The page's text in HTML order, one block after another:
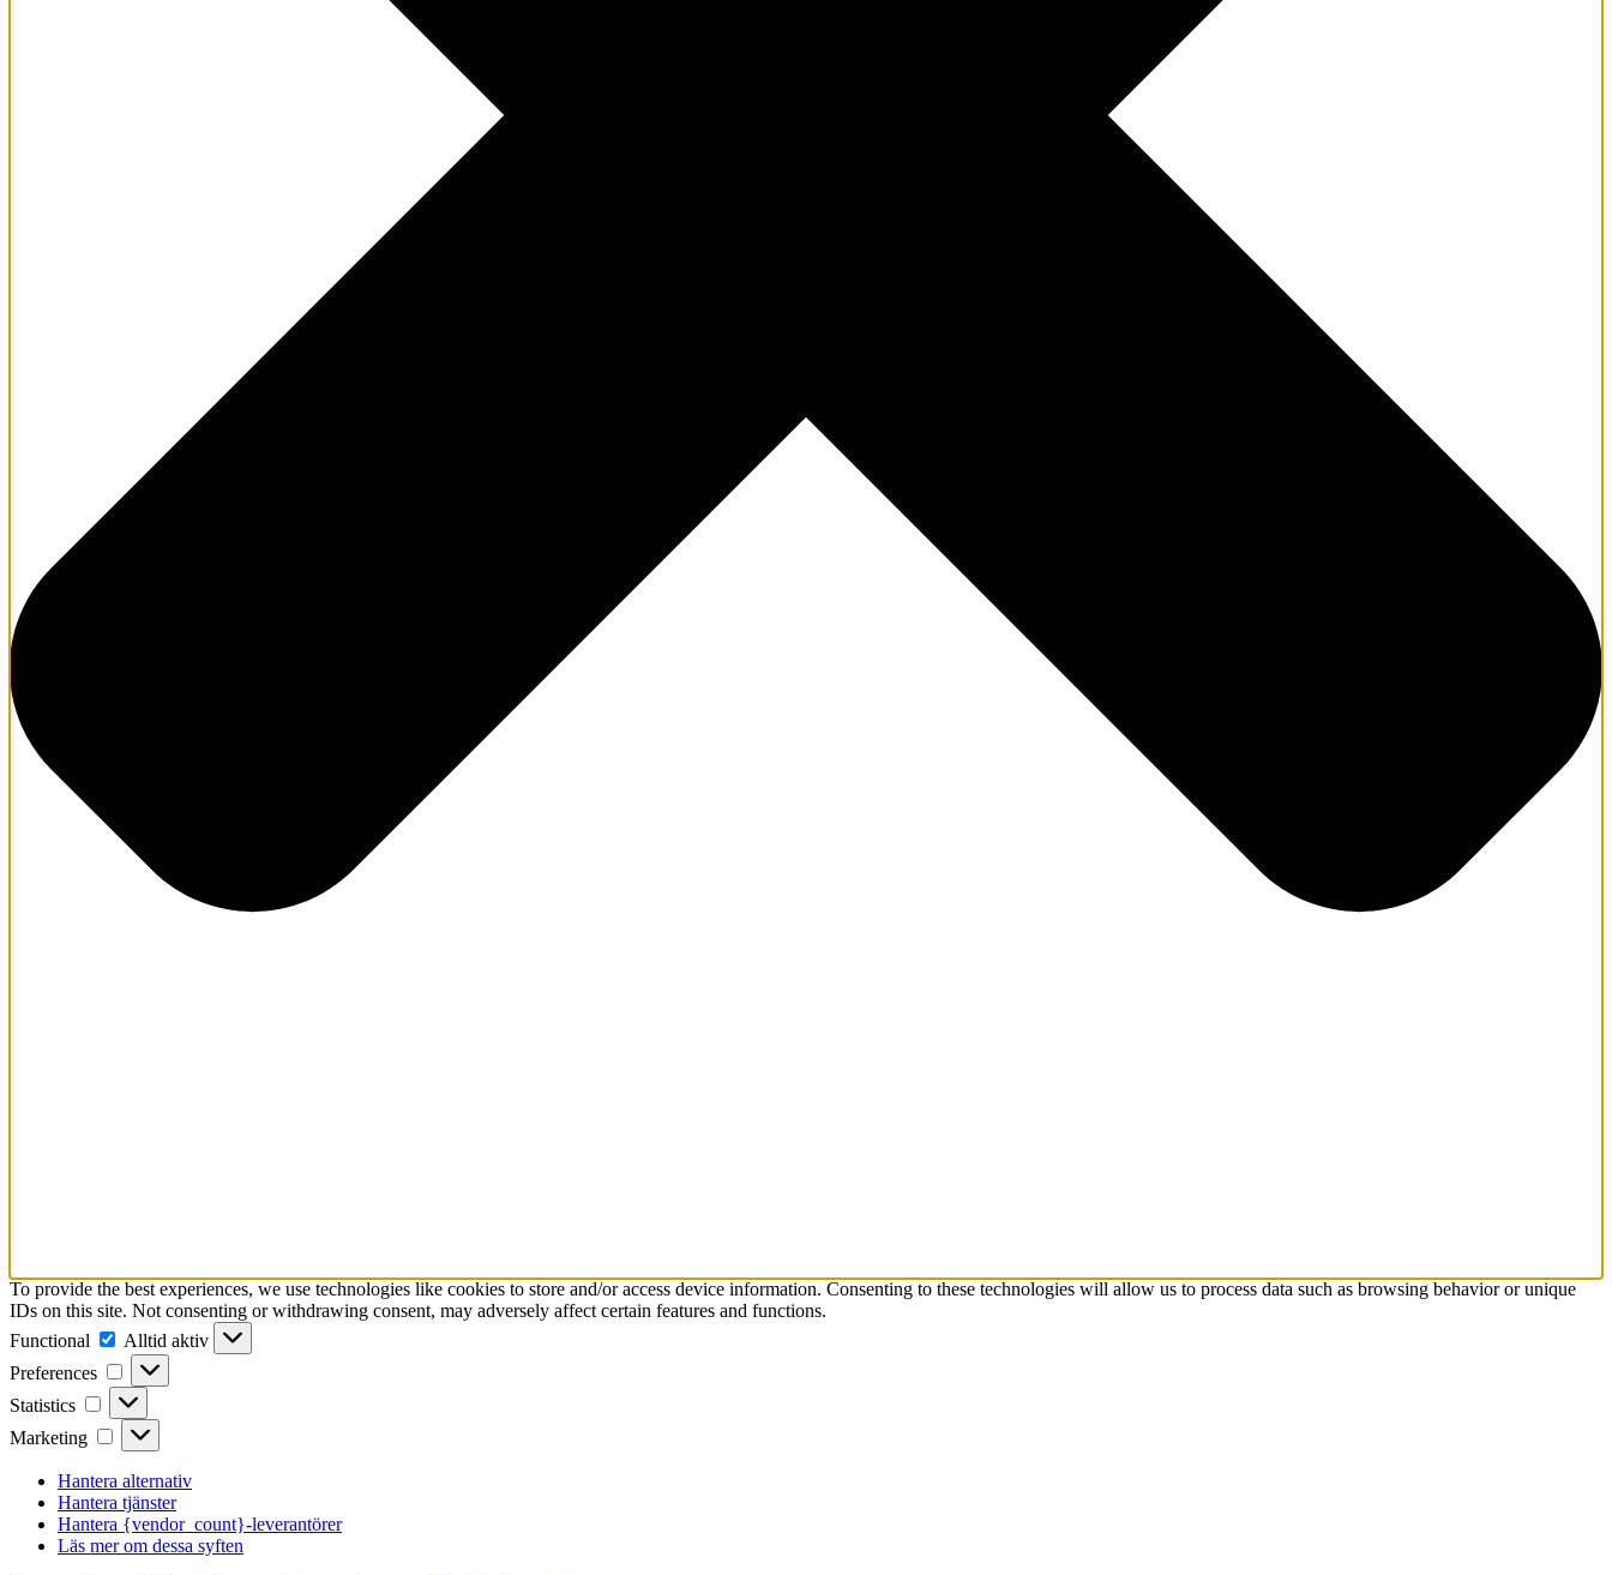
To provide the best experiences, we use technologies like cookies to store and/or access device information. Consenting to these technologies will allow us to process data such as browsing behavior or unique
IDs on this site. Not consenting or withdrawing consent, may adversely affect certain features and functions.
Functional
Functional
Alltid aktiv
Preferences
Preferences
Statistics Statistics
Marketing Marketing
Hantera alternativ
Hantera tjänster
Hantera {vendor_count}-leverantörer
Läs mer om dessa syften